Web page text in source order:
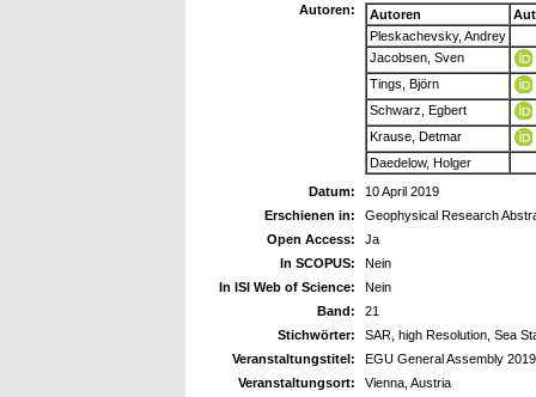
Autoren:
Autoren
Pleskachevsky, Andrey
Jacobsen, Sven
Tings, Björn
Schwarz, Egbert
Krause, Detmar
Daedelow, Holger
Datum:
10 April 2019
Erschienen in:
Geophysical Research
Open Access:
Ja
In SCOPUS:
Nein
In ISI Web of Science:
Nein
Band:
21
Stichwörter:
SAR, high Resolution, Sea
Veranstaltungstitel:
EGU General Assembly 2019
Veranstaltungsort:
Vienna, Austria